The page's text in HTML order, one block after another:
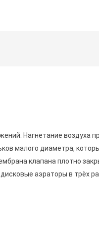
Нагнетание воздуха
малого диаметра,
клапана плотно
аэраторы в трёх